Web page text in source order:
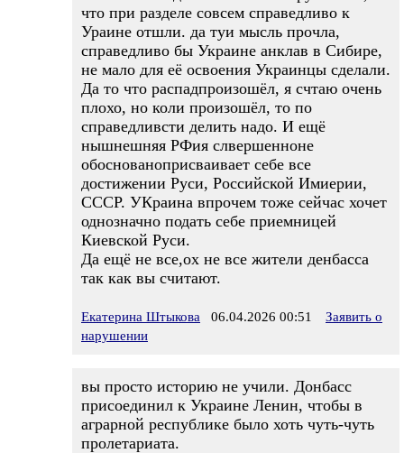
что при разделе совсем справедливо к
Ураине отшли. да туи мысль прочла,
справедливо бы Украине анклав в Сибире,
не мало для её освоения Украинцы сделали.
Да то что распадпроизошёл, я счтаю очень
плохо, но коли произошёл, то по
справедливсти делить надо. И ещё
нышнешняя РФия слвершенноне
обоснованоприсваивает себе все
достижении Руси, Российской Имиерии,
СССР. УКраина впрочем тоже сейчас хочет
однозначно подать себе приемницей
Киевской Руси.
Да ещё не все,ох не все жители денбасса
так как вы считают.
Екатерина Штыкова 06.04.2026 00:51
Заявить о
нарушении
вы просто историю не учили. Донбасс
присоединил к Украине Ленин, чтобы в
аграрной республике было хоть чуть-чуть
пролетариата.